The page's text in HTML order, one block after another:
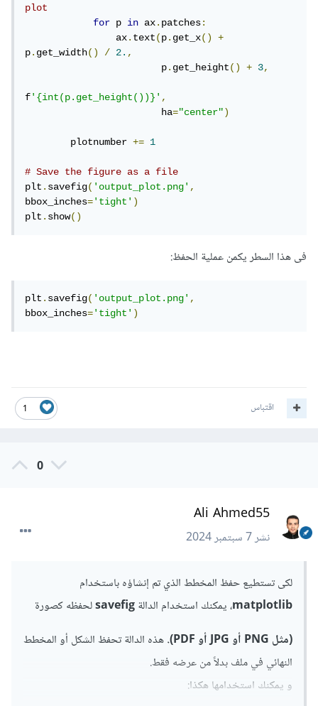
plot
for p in ax.patches:
                ax
.text(p.get_x()
+
p.get_width() / 2.,
                        p
.get_height() + 3,
f'{int(p.get_height())}',
                        ha
="center")
        plotnumber
+= 1
# Save the figure as a file
plt.savefig('output_plot.png',
bbox_inches='tight')
plt.show()
فى هذا السطر يكمن عملية الحفظ:
plt.savefig('output_plot.png',
bbox_inches='tight')
1 اقتباس
0
Ali Ahmed55
نشر7 سبتمبر 2024
لكى تستطيع حفظ المخطط الذي تم إنشاؤه باستخدام
matplotlib، يمكنك استخدام الدالةsavefigلحفظه كصورة
(مثل PNG أو JPG أو PDF).
هذه الدالة تحفظ الشكل أو المخطط
النهائي في ملف بدلاً من عرضه فقط.
و يمكنك استخدامها هكذا: